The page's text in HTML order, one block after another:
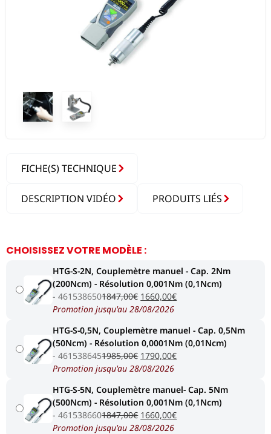
FICHE(S) TECHNIQUE
DESCRIPTION VIDÉO PRODUITS LIÉS
CHOISISSEZ VOTRE MODÈLE :
HTG-S-2N, Couplemètre manuel - Cap. 2Nm
(200Ncm) - Résolution 0,001Nm (0,1Ncm)
4615386501847,00€ Le
prix
était :
1847,00€.
1660,00€Le
est :
1660,00€.
Promotion jusqu'au 28/08/2026
HTG-S-0,5N, Couplemètre manuel - Cap. 0,5Nm
(50Ncm) - Résolution 0,0001Nm (0,01Ncm)
4615386451985,00€ Le
prix
était :
1985,00€.
1790,00€Le
est :
1790,00€.
Promotion jusqu'au 28/08/2026
HTG-S-5N, Couplemètre manuel- Cap. 5Nm
(500Ncm) - Résolution 0,001Nm (0,1Ncm)
4615386601847,00€ Le
prix
1660,00€Le
Promotion jusqu'au 28/08/2026